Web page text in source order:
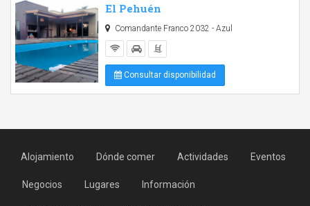
El Pehuén
Comandante Franco 2032 - Azul
Consultar disponibilidad
Alojamiento Dónde comer Actividades Eventos
Negocios Lugares Información